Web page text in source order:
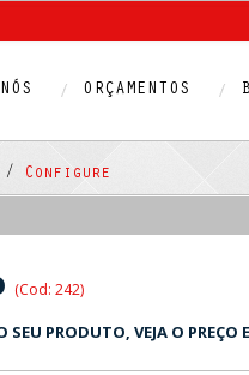
ORÇAMENTOS
/ Configure
(Cod: 242)
SEU PRODUTO, VEJA O PREÇO